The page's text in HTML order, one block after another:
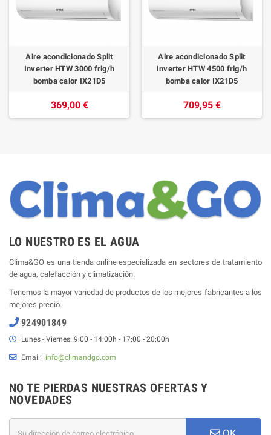
Aire acondicionado Split
Inverter HTW 3000 frig/h
bomba calor IX21D5
369,00 €
Aire acondicionado Split
Inverter HTW 4500 frig/h
bomba calor IX21D5
709,95 €
LO NUESTRO ES EL AGUA
Clima&GO es una tienda online especializada en sectores de tratamiento
de agua, calefacción y climatización.
Tenemos la mayor variedad de productos de los mejores fabricantes a los
mejores precio.
924901849
Lunes - Viernes: 9:00 - 14:00h - 17:00 - 20:00h
Email: info@climandgo.com
NO TE PIERDAS NUESTRAS OFERTAS Y
NOVEDADES